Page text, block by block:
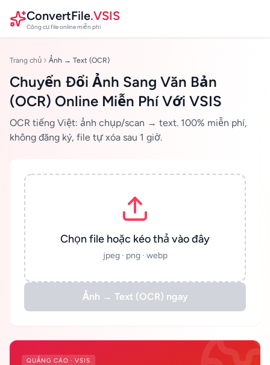
ConvertFile.VSIS
Công cụ file online miễn phí
Trang chủ Ảnh → Text (OCR)
Chuyển Đổi Ảnh Sang Văn Bản
(OCR) Online Miễn Phí Với VSIS
OCR tiếng Việt: ảnh chụp/scan → text. 100% miễn phí,
không đăng ký, file tự xóa sau 1 giờ.
Chọn file hoặc kéo thả vào đây
jpeg · png · webp
Ảnh → Text (OCR) ngay
QUẢNG CÁO · VSIS